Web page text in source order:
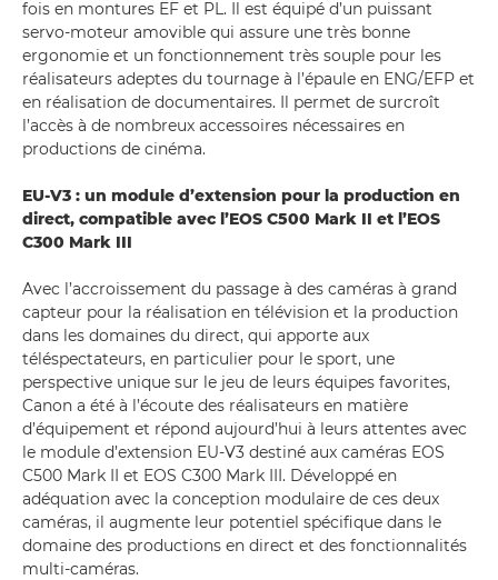
fois en montures EF et PL. Il est équipé d’un puissant
servo-moteur amovible qui assure une très bonne
ergonomie et un fonctionnement très souple pour les
réalisateurs adeptes du tournage à l’épaule en ENG/EFP et
en réalisation de documentaires. Il permet de surcroît
l’accès à de nombreux accessoires nécessaires en
productions de cinéma.
EU-V3 : un module d’extension pour la production en
direct, compatible avec l’EOS C500 Mark II et l’EOS
C300 Mark III
Avec l’accroissement du passage à des caméras à grand
capteur pour la réalisation en télévision et la production
dans les domaines du direct, qui apporte aux
téléspectateurs, en particulier pour le sport, une
perspective unique sur le jeu de leurs équipes favorites,
Canon a été à l’écoute des réalisateurs en matière
d’équipement et répond aujourd’hui à leurs attentes avec
le module d’extension EU-V3 destiné aux caméras EOS
C500 Mark II et EOS C300 Mark III. Développé en
adéquation avec la conception modulaire de ces deux
caméras, il augmente leur potentiel spécifique dans le
domaine des productions en direct et des fonctionnalités
multi-caméras.